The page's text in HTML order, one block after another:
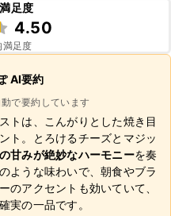
足度
4.50
満足度
AI要約
で要約しています
トは、こんがりとした焼き目
ト。とろけるチーズとマジッ
甘みが絶妙なハーモニーを奏
ような味わいで、朝食やブラ
のアクセントも効いていて、
実の一品です。